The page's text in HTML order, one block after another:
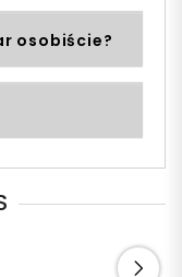
osobiście?